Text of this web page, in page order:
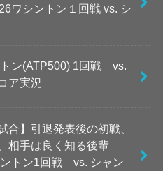
ワシントン１回戦 vs. シ
ン(ATP500) 1回戦 vs.
ア実況
合】引退発表後の初戦、
相手は良く知る後輩
ントン1回戦 vs. シャン